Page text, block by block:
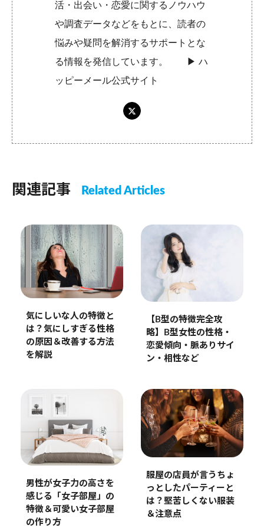
活・出会い・恋愛に関するノウハウ
や調査データなどをもとに、読者の
悩みや疑問を解消するサポートとな
る情報を発信しています。 ▶︎ハ
ッピーメール公式サイト
関連記事 Related Articles
気にしいな人の特徴と
は？気にしすぎる性格
の原因＆改善する方法
を解説
【B型の特徴完全攻
略】B型女性の性格・
恋愛傾向・脈ありサイ
ン・相性など
男性が女子力の高さを
感じる「女子部屋」の
特徴＆可愛い女子部屋
の作り方
服屋の店員が言うちょ
っとしたパーティーと
は？堅苦しくない服装
＆注意点